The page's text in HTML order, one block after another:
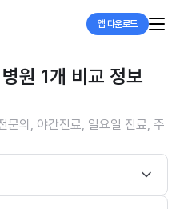
앱 다운로드
원 1개 비교 정보
문의, 야간진료, 일요일 진료, 주